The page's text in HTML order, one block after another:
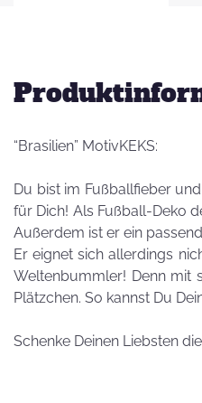
“Brasilien” MotivKEKS:
Du bist im Fußballfieber
für Dich! Als Fußball-Deko
Außerdem ist er ein
Er eignet sich allerdings
Weltenbummler! Denn mit
Plätzchen. So kannst Du
Schenke Deinen Liebsten